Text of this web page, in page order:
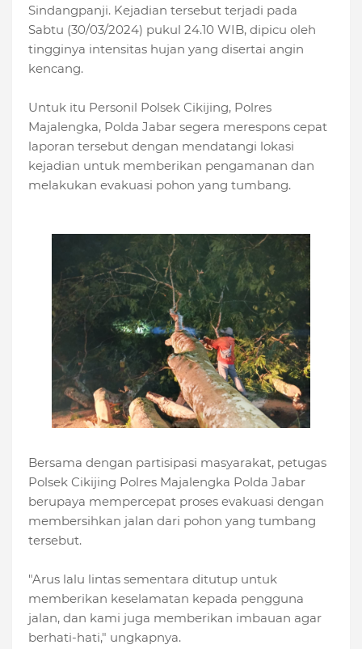
Sindangpanji. Kejadian tersebut terjadi pada
Sabtu (30/03/2024) pukul 24.10 WIB, dipicu oleh
tingginya intensitas hujan yang disertai angin
kencang.
Untuk itu Personil Polsek Cikijing, Polres
Majalengka, Polda Jabar segera merespons cepat
laporan tersebut dengan mendatangi lokasi
kejadian untuk memberikan pengamanan dan
melakukan evakuasi pohon yang tumbang.
Bersama dengan partisipasi masyarakat, petugas
Polsek Cikijing Polres Majalengka Polda Jabar
berupaya mempercepat proses evakuasi dengan
membersihkan jalan dari pohon yang tumbang
tersebut.
"Arus lalu lintas sementara ditutup untuk
memberikan keselamatan kepada pengguna
jalan, dan kami juga memberikan imbauan agar
berhati-hati," ungkapnya.